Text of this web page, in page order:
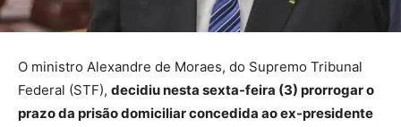
O ministro Alexandre de Moraes, do Supremo Tribunal
Federal (STF), decidiu nesta sexta-feira (3) prorrogar o
prazo da prisão domiciliar concedida ao ex-presidente